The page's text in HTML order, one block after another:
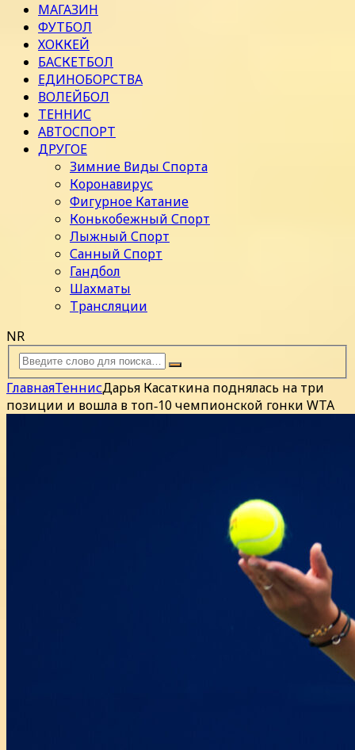
МАГАЗИН
ФУТБОЛ
ХОККЕЙ
БАСКЕТБОЛ
ЕДИНОБОРСТВА
ВОЛЕЙБОЛ
ТЕННИС
АВТОСПОРТ
ДРУГОЕ
Зимние Виды Спорта
Коронавирус
Фигурное Катание
Конькобежный Спорт
Лыжный Спорт
Санный Спорт
Гандбол
Шахматы
Трансляции
NR
ГлавнаяТеннисДарья Касаткина поднялась на три
позиции и вошла в топ‑10 чемпионской гонки WTA